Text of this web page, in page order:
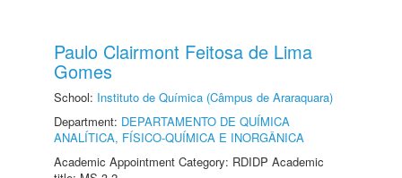
Paulo Clairmont Feitosa de Lima
Gomes
School: Instituto de Química (Câmpus de Araraquara)
Department: DEPARTAMENTO DE QUÍMICA
ANALÍTICA, FÍSICO-QUÍMICA E INORGÂNICA
Academic Appointment Category: RDIDP Academic